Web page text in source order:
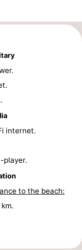
internet.
player.
to the beach:
km.